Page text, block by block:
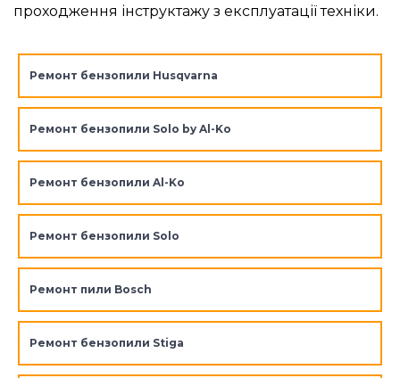
проходження інструктажу з експлуатації техніки.
Ремонт бензопили Husqvarna
Ремонт бензопили Solo by Al-Ko
Ремонт бензопили Al-Ko
Ремонт бензопили Solo
Ремонт пили Bosch
Ремонт бензопили Stiga